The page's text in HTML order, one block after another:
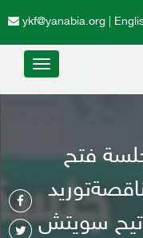
ykf@yanabia.org
Toggle
جلسة فتح
سويتش